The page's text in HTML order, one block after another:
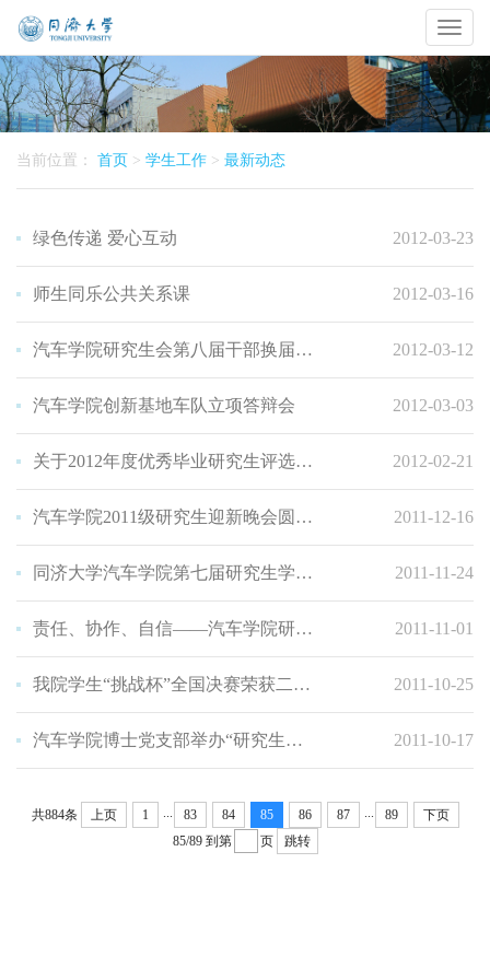
Toggle
当前位置： 首页 > 学生工作 > 最新动态
2012-03-23
绿色传递 爱心互动
2012-03-16
师生同乐公共关系课
2012-03-12
汽车学院研究生会第八届干部换届选举大会顺利召开
2012-03-03
汽车学院创新基地车队立项答辩会
2012-02-21
关于2012年度优秀毕业研究生评选的通知
2011-12-16
汽车学院2011级研究生迎新晚会圆满落幕
2011-11-24
同济大学汽车学院第七届研究生学术论坛成功举办
2011-11-01
责任、协作、自信——汽车学院研究生干部素质拓展
2011-10-25
我院学生“挑战杯”全国决赛荣获二等奖
2011-10-17
汽车学院博士党支部举办“研究生如何写好开题报告”讲座
共884条 上页 1 ... 83 84 85 86 87 ... 89
下页
85/89 到第 页 跳转